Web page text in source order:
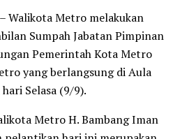
Walikota Metro melakukan
Sumpah Jabatan Pimpinan
Pemerintah Kota Metro
yang berlangsung di Aula
Selasa (9/9).
Metro H. Bambang Iman